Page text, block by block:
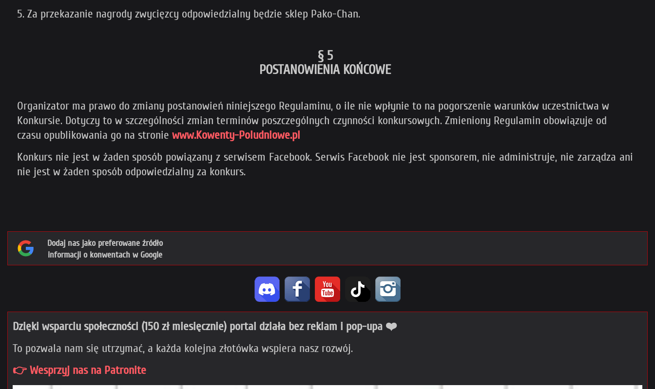
5. Za przekazanie nagrody zwycięzcy odpowiedzialny będzie sklep Pako-Chan.
§ 5
POSTANOWIENIA KOŃCOWE
Organizator ma prawo do zmiany postanowień niniejszego Regulaminu, o ile nie wpłynie to na pogorszenie warunków uczestnictwa w
Konkursie. Dotyczy to w szczególności zmian terminów poszczególnych czynności konkursowych. Zmieniony Regulamin obowiązuje od
czasu opublikowania go na stronie www.Kowenty-Poludniowe.pl
Konkurs nie jest w żaden sposób powiązany z serwisem Facebook. Serwis Facebook nie jest sponsorem, nie administruje, nie zarządza ani
nie jest w żaden sposób odpowiedzialny za konkurs.
Dodaj nas jako preferowane źródło
informacji o konwentach w Google
Dzięki wsparciu społeczności (150 zł miesięcznie) portal działa bez reklam i pop-upa ❤️
To pozwala nam się utrzymać, a każda kolejna złotówka wspiera nasz rozwój.
👉 Wesprzyj nas na Patronite